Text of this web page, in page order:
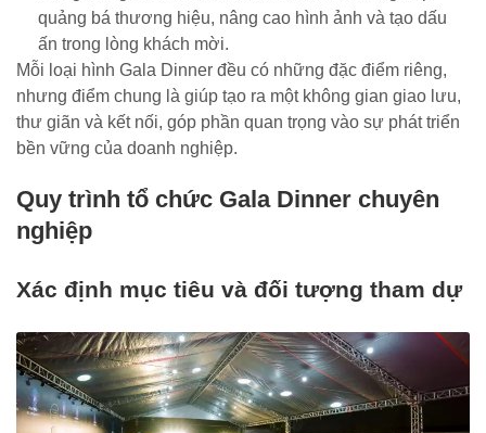
quảng bá thương hiệu, nâng cao hình ảnh và tạo dấu
ấn trong lòng khách mời.
Mỗi loại hình Gala Dinner đều có những đặc điểm riêng,
nhưng điểm chung là giúp tạo ra một không gian giao lưu,
thư giãn và kết nối, góp phần quan trọng vào sự phát triển
bền vững của doanh nghiệp.
Quy trình tổ chức Gala Dinner chuyên
nghiệp
Xác định mục tiêu và đối tượng tham dự